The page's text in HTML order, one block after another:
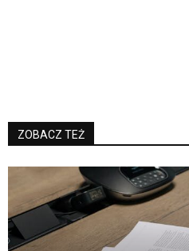
ZOBACZ TEŻ